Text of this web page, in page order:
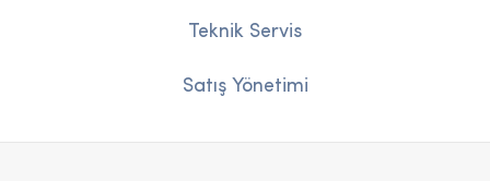
Teknik Servis
Satış Yönetimi